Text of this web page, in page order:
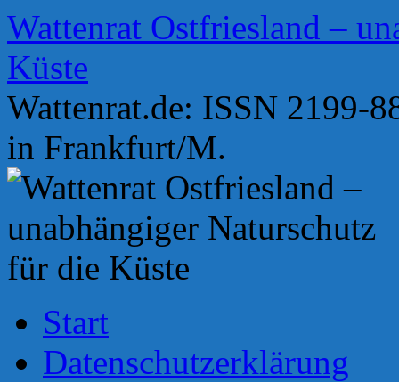
Zum
Inhalt
springen
Wattenrat Ostfriesland –
Küste
Wattenrat.de: ISSN 2199-
in Frankfurt/M.
Start
Datenschutzerklärung